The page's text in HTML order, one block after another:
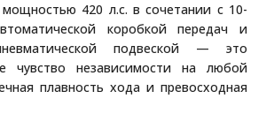
420 л.с. в сочетании с 10-
коробкой передач и
подвеской — это
чувство независимости на любой
плавность хода и превосходная